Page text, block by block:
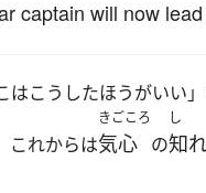
captain will now
こうしたほうがいい
これからは
きごころ
気心 の
し
知